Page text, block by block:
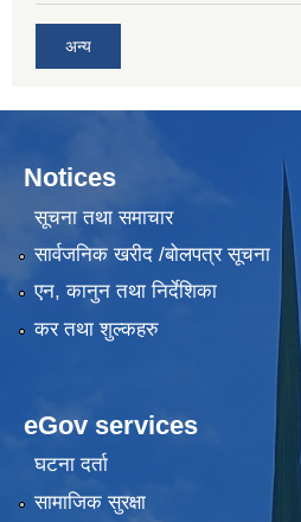
अन्य
Notices
सूचना तथा समाचार
सार्वजनिक खरीद /बोलपत्र सूचना
एन, कानुन तथा निर्देशिका
कर तथा शुल्कहरु
eGov services
घटना दर्ता
सामाजिक सुरक्षा